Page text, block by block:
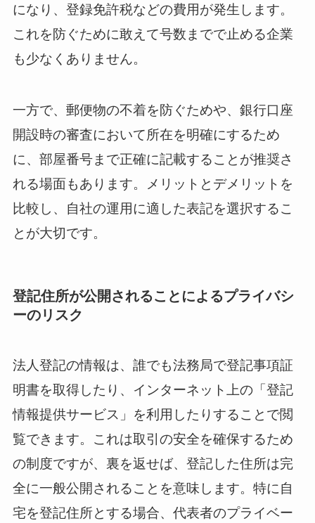
になり、登録免許税などの費用が発生します。
これを防ぐために敢えて号数までで止める企業
も少なくありません。
一方で、郵便物の不着を防ぐためや、銀行口座
開設時の審査において所在を明確にするため
に、部屋番号まで正確に記載することが推奨さ
れる場面もあります。メリットとデメリットを
比較し、自社の運用に適した表記を選択するこ
とが大切です。
登記住所が公開されることによるプライバシ
ーのリスク
法人登記の情報は、誰でも法務局で登記事項証
明書を取得したり、インターネット上の「登記
情報提供サービス」を利用したりすることで閲
覧できます。これは取引の安全を確保するため
の制度ですが、裏を返せば、登記した住所は完
全に一般公開されることを意味します。特に自
宅を登記住所とする場合、代表者のプライベー